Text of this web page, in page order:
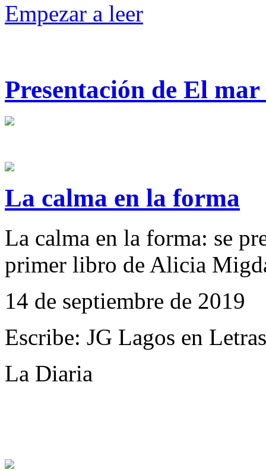
Empezar a leer
Presentación de El
La calma en la forma
La calma en la forma: se
primer libro de Alicia
14 de septiembre de 2019
Escribe: JG Lagos en Letras
La Diaria